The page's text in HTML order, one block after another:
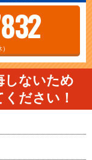
しないため
ださい！